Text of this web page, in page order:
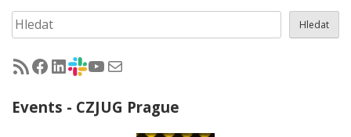
Hledat Hledat
RSS - články na jug.cz
Facebook skupina Czech Java User Group
LinkedIn skupina Czech Java User Group
CZJUG Slack fórum
CZJUG YouTube kanálCZJUG email
Events - CZJUG Prague